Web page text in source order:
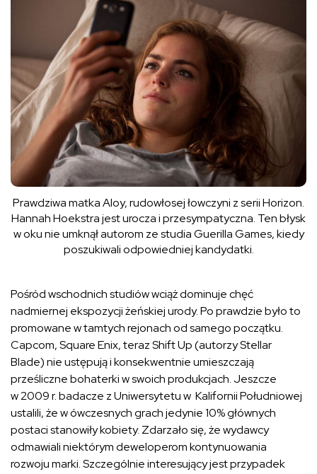
Prawdziwa matka Aloy, rudowłosej łowczyni z serii Horizon.
Hannah Hoekstra jest urocza i przesympatyczna. Ten błysk
w oku nie umknął autorom ze studia Guerilla Games, kiedy
poszukiwali odpowiedniej kandydatki.
Pośród wschodnich studiów wciąż dominuje chęć
nadmiernej ekspozycji żeńskiej urody. Po prawdzie było to
promowane w tamtych rejonach od samego początku.
Capcom, Square Enix, teraz Shift Up (autorzy Stellar
Blade) nie ustępują i konsekwentnie umieszczają
prześliczne bohaterki w swoich produkcjach. Jeszcze
w 2009 r. badacze z Uniwersytetu w Kalifornii Południowej
ustalili, że w ówczesnych grach jedynie 10% głównych
postaci stanowiły kobiety. Zdarzało się, że wydawcy
odmawiali niektórym deweloperom kontynuowania
rozwoju marki. Szczególnie interesujący jest przypadek